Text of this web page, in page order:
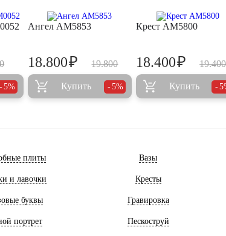
5%
Ангел AM5853
19.800
18.800₽
Купить 5%
Крест AM5800
19.400
18.400₽
Купить
плиты Вазы
и лавочки Кресты
буквы Гравировка
портрет Пескоструй